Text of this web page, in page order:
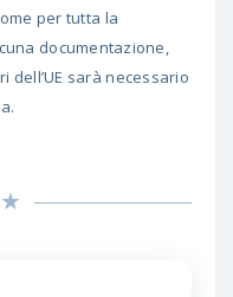
per tutta la
documentazione,
sarà necessario